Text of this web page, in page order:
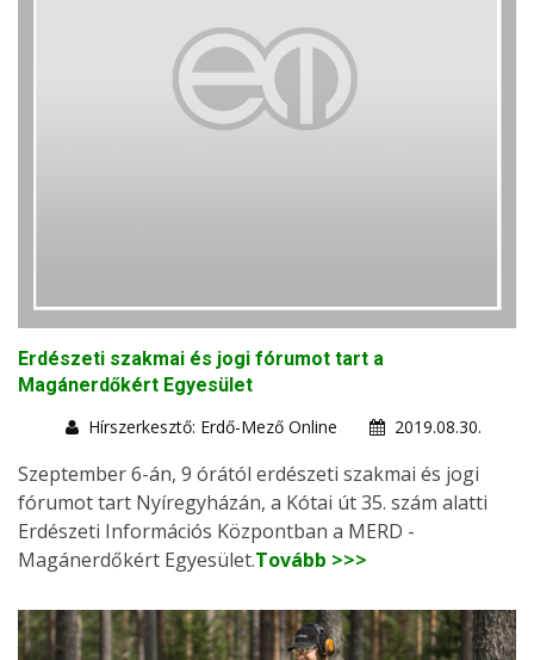
Erdészeti szakmai és jogi fórumot tart a
Magánerdőkért Egyesület
Hírszerkesztő: Erdő-Mező Online
2019.08.30.
Szeptember 6-án, 9 órától erdészeti szakmai és jogi
fórumot tart Nyíregyházán, a Kótai út 35. szám alatti
Erdészeti Információs Központban a MERD -
Magánerdőkért Egyesület.Tovább >>>